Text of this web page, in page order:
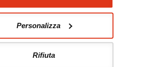
Personalizza
Rifiuta